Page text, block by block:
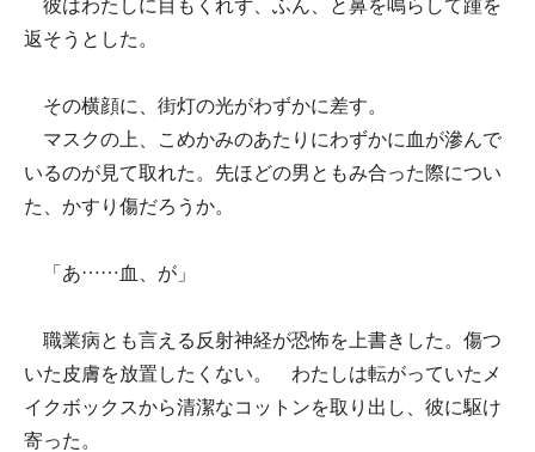
彼はわたしに目もくれず、ふん、と鼻を鳴らして踵を
返そうとした。
その横顔に、街灯の光がわずかに差す。
マスクの上、こめかみのあたりにわずかに血が滲んで
いるのが見て取れた。先ほどの男ともみ合った際につい
た、かすり傷だろうか。
「あ……血、が」
職業病とも言える反射神経が恐怖を上書きした。傷つ
いた皮膚を放置したくない。 わたしは転がっていたメ
イクボックスから清潔なコットンを取り出し、彼に駆け
寄った。